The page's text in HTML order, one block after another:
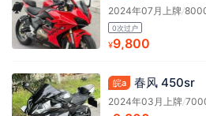
2024年07月上牌/
0次过户
¥9,800
皖a 春风 450sr
2024年03月上牌/